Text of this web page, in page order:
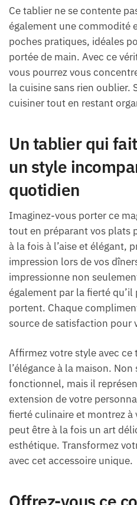
Ce tablier ne se contente
également une commodité
poches pratiques, idéales
portée de main. Avec ce
vous pourrez vous
la cuisine sans rien oublier.
cuisiner tout en restant
Un tablier qui
un style
quotidien
Imaginez-vous porter ce
tout en préparant vos plats
à la fois à l’aise et élégant,
impression lors de vos
impressionne non
également par la fierté
portent. Chaque
source de satisfaction pour
Affirmez votre style avec
l’élégance à la maison.
fonctionnel, mais il
extension de votre
fierté culinaire et montrez à
peut être à la fois un art
esthétique. Transformez
avec cet accessoire unique.